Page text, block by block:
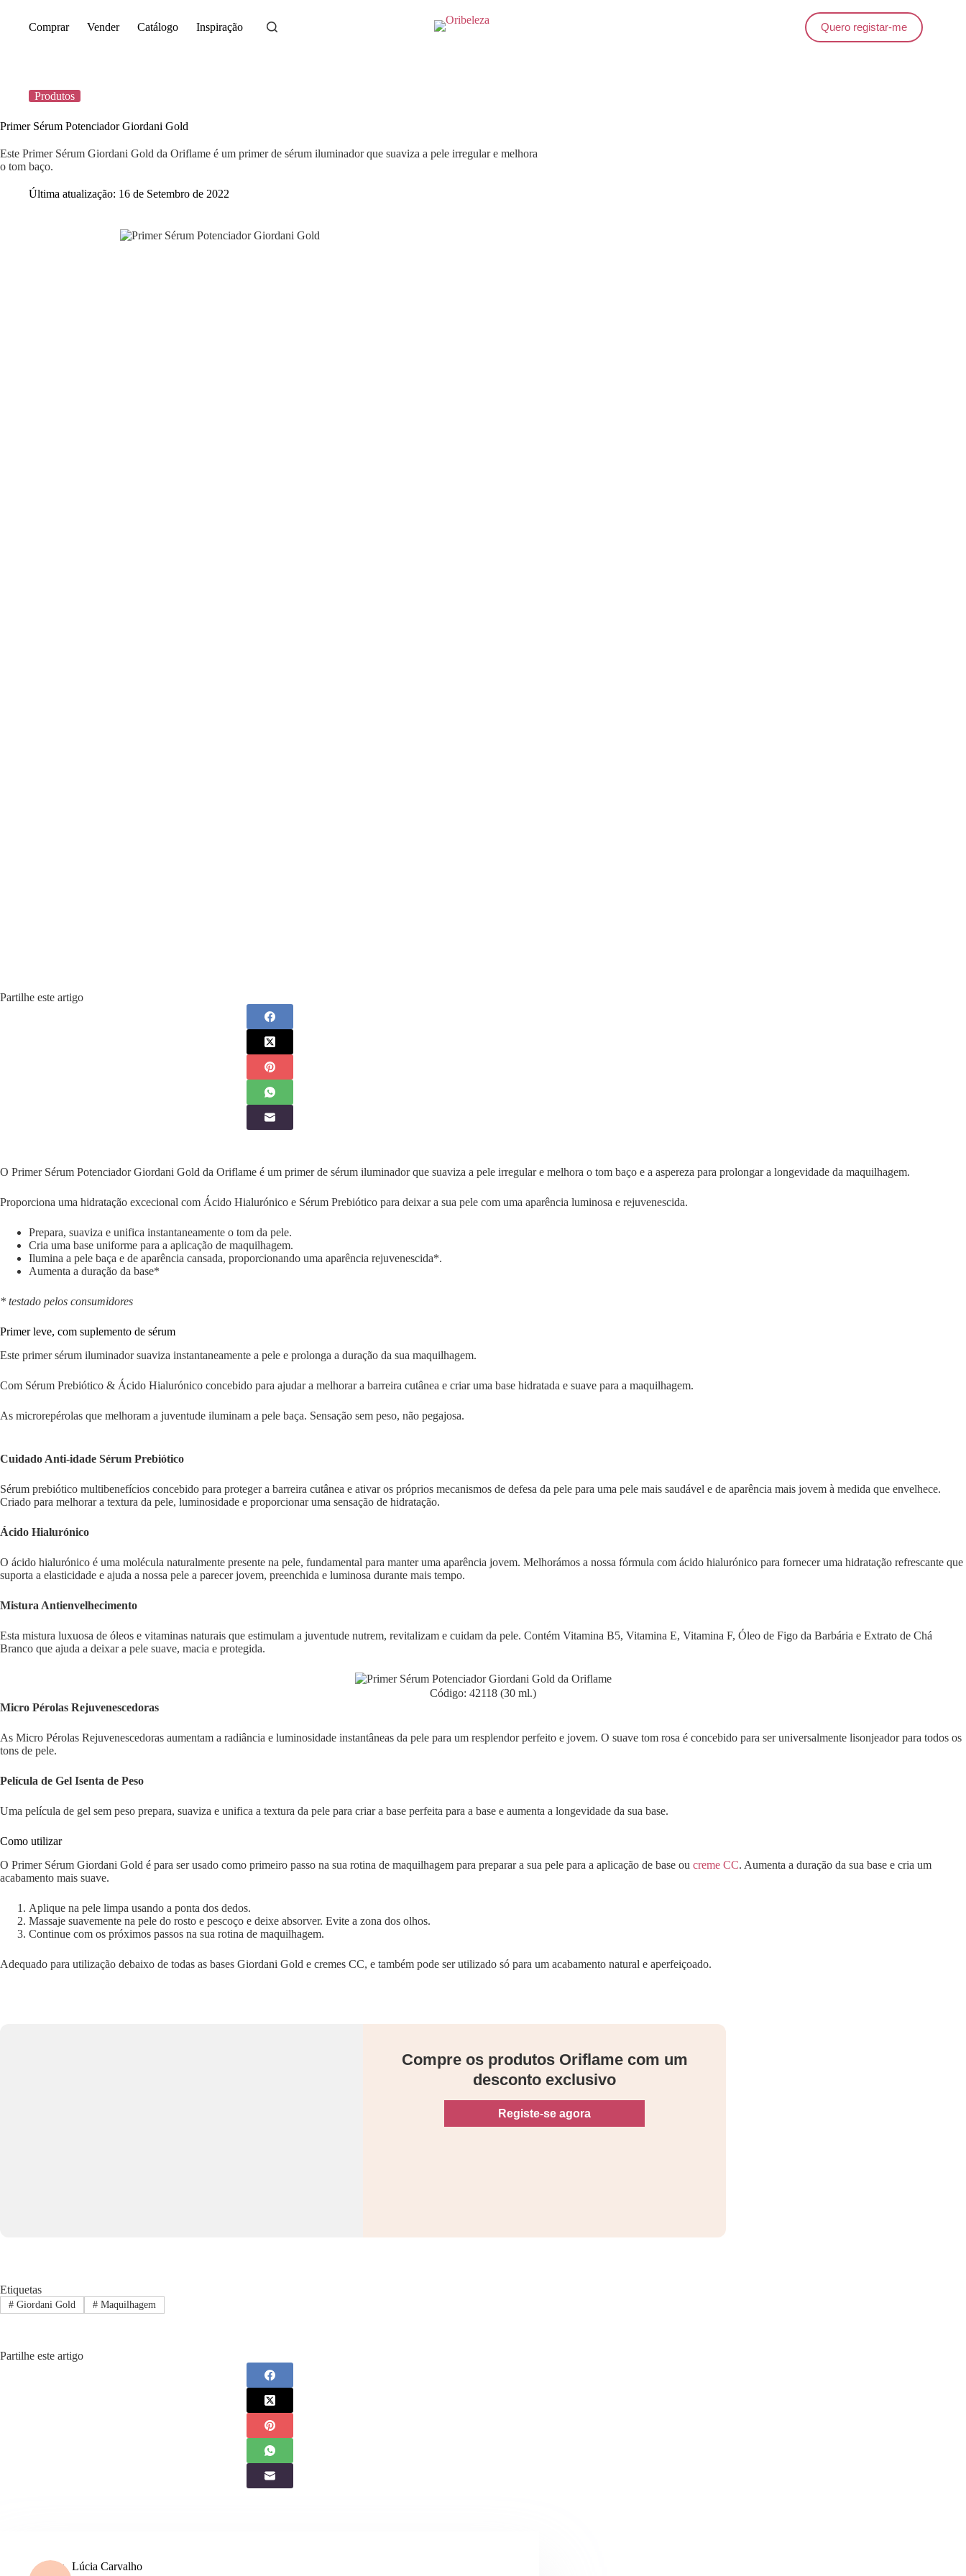
Comprar Vender Catálogo Inspiração Quero registar-me
Produtos
Primer Sérum Potenciador Giordani Gold
Este Primer Sérum Giordani Gold da Oriflame é um primer de sérum iluminador que suaviza a pele irregular e melhora
o tom baço.
Última atualização: 16 de Setembro de 2022
Partilhe este artigo
O Primer Sérum Potenciador Giordani Gold da Oriflame é um primer de sérum iluminador que suaviza a pele irregular e melhora o tom baço e a aspereza para prolongar a longevidade da maquilhagem.
Proporciona uma hidratação excecional com Ácido Hialurónico e Sérum Prebiótico para deixar a sua pele com uma aparência luminosa e rejuvenescida.
Prepara, suaviza e unifica instantaneamente o tom da pele.
Cria uma base uniforme para a aplicação de maquilhagem.
Ilumina a pele baça e de aparência cansada, proporcionando uma aparência rejuvenescida*.
Aumenta a duração da base*
* testado pelos consumidores
Primer leve, com suplemento de sérum
Este primer sérum iluminador suaviza instantaneamente a pele e prolonga a duração da sua maquilhagem.
Com Sérum Prebiótico & Ácido Hialurónico concebido para ajudar a melhorar a barreira cutânea e criar uma base hidratada e suave para a maquilhagem.
As microrepérolas que melhoram a juventude iluminam a pele baça. Sensação sem peso, não pegajosa.
Cuidado Anti-idade Sérum Prebiótico
Sérum prebiótico multibenefícios concebido para proteger a barreira cutânea e ativar os próprios mecanismos de defesa da pele para uma pele mais saudável e de aparência mais jovem à medida que envelhece.
Criado para melhorar a textura da pele, luminosidade e proporcionar uma sensação de hidratação.
Ácido Hialurónico
O ácido hialurónico é uma molécula naturalmente presente na pele, fundamental para manter uma aparência jovem. Melhorámos a nossa fórmula com ácido hialurónico para fornecer uma hidratação refrescante que
suporta a elasticidade e ajuda a nossa pele a parecer jovem, preenchida e luminosa durante mais tempo.
Mistura Antienvelhecimento
Esta mistura luxuosa de óleos e vitaminas naturais que estimulam a juventude nutrem, revitalizam e cuidam da pele. Contém Vitamina B5, Vitamina E, Vitamina F, Óleo de Figo da Barbária e Extrato de Chá
Branco que ajuda a deixar a pele suave, macia e protegida.
Código: 42118 (30 ml.)
Micro Pérolas Rejuvenescedoras
As Micro Pérolas Rejuvenescedoras aumentam a radiância e luminosidade instantâneas da pele para um resplendor perfeito e jovem. O suave tom rosa é concebido para ser universalmente lisonjeador para todos os
tons de pele.
Película de Gel Isenta de Peso
Uma película de gel sem peso prepara, suaviza e unifica a textura da pele para criar a base perfeita para a base e aumenta a longevidade da sua base.
Como utilizar
O Primer Sérum Giordani Gold é para ser usado como primeiro passo na sua rotina de maquilhagem para preparar a sua pele para a aplicação de base ou creme CC. Aumenta a duração da sua base e cria um
acabamento mais suave.
Aplique na pele limpa usando a ponta dos dedos.
Massaje suavemente na pele do rosto e pescoço e deixe absorver. Evite a zona dos olhos.
Continue com os próximos passos na sua rotina de maquilhagem.
Adequado para utilização debaixo de todas as bases Giordani Gold e cremes CC, e também pode ser utilizado só para um acabamento natural e aperfeiçoado.
Compre os produtos Oriflame com um
desconto exclusivo
Registe-se agora
Etiquetas
#Giordani Gold #Maquilhagem
Partilhe este artigo
Lúcia Carvalho